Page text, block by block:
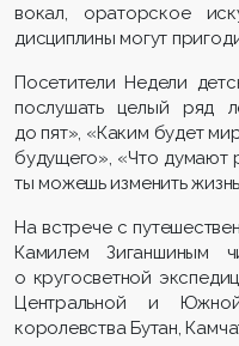
вокал, ораторское
дисциплины могут
Посетители Недели
послушать целый ряд
до пят», «Каким будет
будущего», «Что думают
ты можешь изменить
На встрече с
Камилем Зиганшиным
о кругосветной
Центральной и
королевства Бутан,